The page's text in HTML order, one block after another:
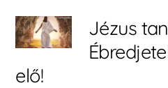
Jézus
elő!